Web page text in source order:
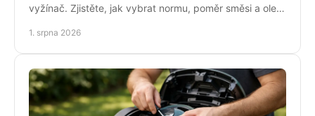
vyžínač. Zjistěte, jak vybrat normu, poměr směsi a olej
1. srpna 2026